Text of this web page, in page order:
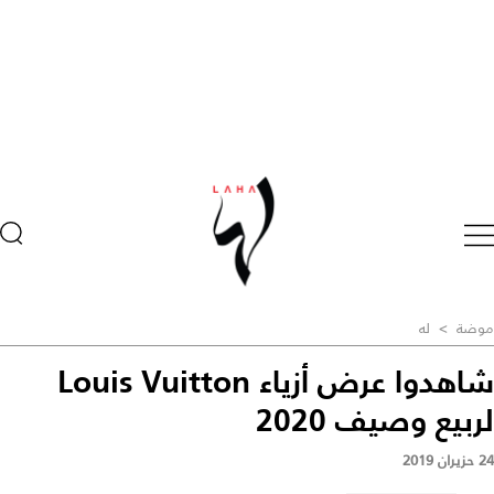
موضة > له
شاهدوا عرض أزياء Louis Vuitton
لربيع وصيف 2020
24 حزيران 2019